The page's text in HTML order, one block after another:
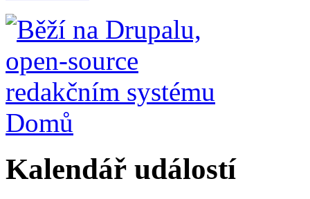
Domů
Kalendář událostí